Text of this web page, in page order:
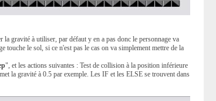
gravité à utiliser, par défaut y en a pas donc le personnage va
touche le sol, si ce n'est pas le cas on va simplement mettre de la
", et les actions suivantes : Test de collision à la position inférieure
la gravité à 0.5 par exemple. Les IF et les ELSE se trouvent dans